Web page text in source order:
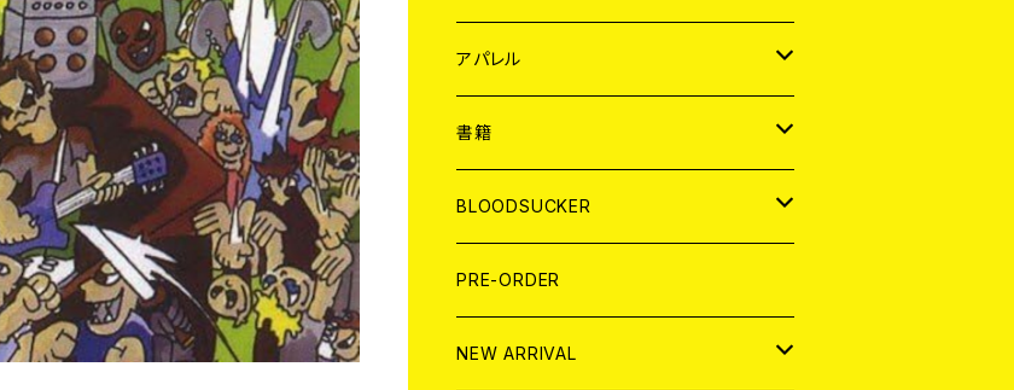
WORLD
JAPAN
７EP
LP
WORLD
7EP
LP
アパレル
JAPAN
T-shirt
HOOD
WORLD
T-shirt
HOOD
書籍
MAGAZINE
BOLLOCKS
EL ZINE
写真集 (PHOTOBOOK)
BLOODSUCKER
CD
アナログ
PRE-ORDER
NEW ARRIVAL